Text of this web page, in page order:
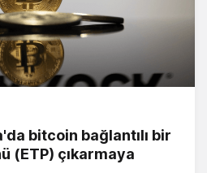
bitcoin bağlantılı bir
(ETP) çıkarmaya